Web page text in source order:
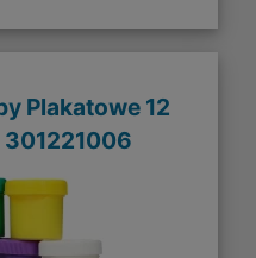
Plakatowe 12